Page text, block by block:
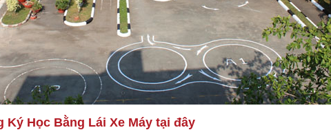
Ký Học Bằng Lái Xe Máy tại đây